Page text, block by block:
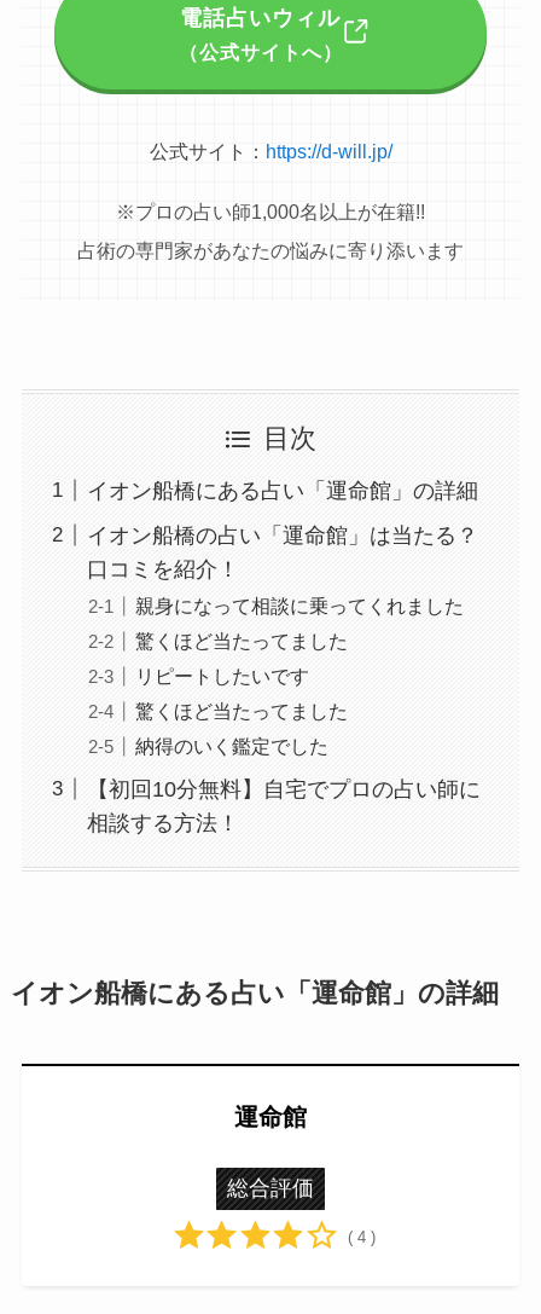
電話占いウィル
（公式サイトへ）
公式サイト： https://d-will.jp/
※プロの占い師1,000名以上が在籍!!
占術の専門家があなたの悩みに寄り添います
目次
イオン船橋にある占い「運命館」の詳細
イオン船橋の占い「運命館」は当たる？
口コミを紹介！
親身になって相談に乗ってくれました
驚くほど当たってました
リピートしたいです
驚くほど当たってました
納得のいく鑑定でした
【初回10分無料】自宅でプロの占い師に
相談する方法！
イオン船橋にある占い「運命館」の詳細
運命館
総合評価
( 4 )